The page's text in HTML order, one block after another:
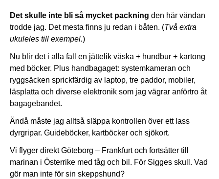
Det skulle inte bli så mycket packning den här vändan
trodde jag. Det mesta finns ju redan i båten. (Två extra
ukuleles till exempel.)
Nu blir det i alla fall en jättelik väska + hundbur + kartong
med böcker. Plus handbagaget: systemkameran och
ryggsäcken sprickfärdig av laptop, tre paddor, mobiler,
läsplatta och diverse elektronik som jag vägrar anförtro åt
bagagebandet.
Ändå måste jag alltså släppa kontrollen över ett lass
dyrgripar. Guideböcker, kartböcker och sjökort.
Vi flyger direkt Göteborg – Frankfurt och fortsätter till
marinan i Österrike med tåg och bil. För Sigges skull. Vad
gör man inte för sin skeppshund?